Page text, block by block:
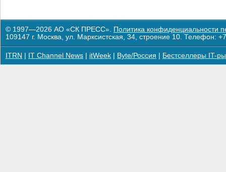
© 1997—2026 АО «СК ПРЕСС». Политика конфиденциальности
109147 г. Москва, ул. Марксистская, 34, строение 10. Телефон:
ITRN IT Channel News itWeek Byte/Россия Бестселлеры IT-